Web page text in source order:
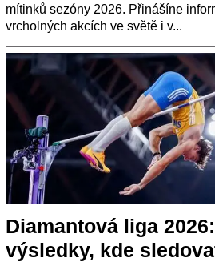
mítinků sezóny 2026. Přinášíne
vrcholných akcích ve světě i v...
Diamantová liga
výsledky, kde